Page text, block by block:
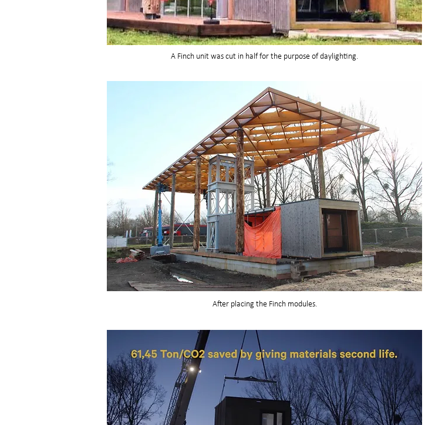
A Finch unit was cut in half for the purpose of daylighting.
After placing the Finch modules.